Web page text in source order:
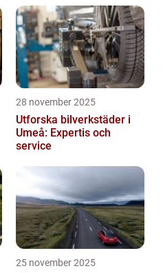
28 november 2025
Utforska bilverkstäder i
Umeå: Expertis och
service
25 november 2025